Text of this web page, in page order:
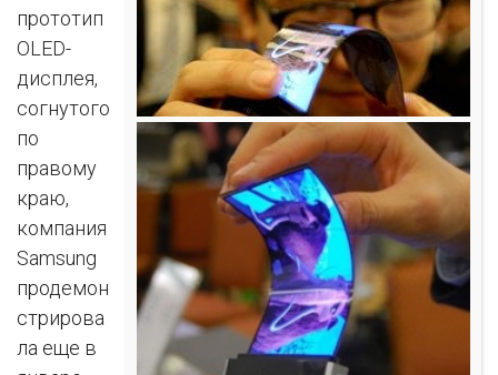
прототип
OLED-
дисплея,
согнутого
по
правому
краю,
компания
Samsung
продемон
стрирова
ла еще в